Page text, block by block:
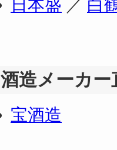
日本盛 ／ 白
酒造メーカー
宝酒造